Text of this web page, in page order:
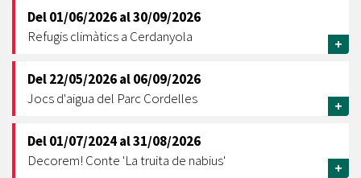
Del01/06/2026al30/09/2026
Refugis climàtics a Cerdanyola
+
Del22/05/2026al06/09/2026
Jocs d'aigua del Parc Cordelles
+
Del01/07/2024al31/08/2026
Decorem! Conte 'La truita de nabius'
+